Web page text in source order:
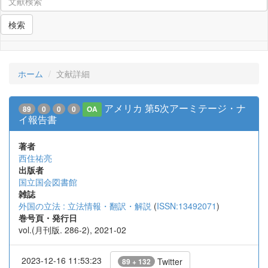
検索
ホーム 文献詳細
89 0 0 0 OA
アメリカ 第5次アーミテージ・ナ
イ報告書
著者
西住祐亮
出版者
国立国会図書館
雑誌
外国の立法 : 立法情報・翻訳・解説 (ISSN:13492071)
巻号頁・発行日
vol.(月刊版. 286-2), 2021-02
2023-12-16 11:53:23 89 + 132 Twitter